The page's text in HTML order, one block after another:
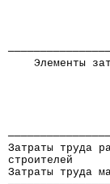
Элементы
Затраты
строителей
Затраты